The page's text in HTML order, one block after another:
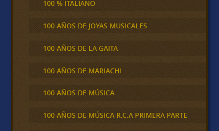
100 % ITALIANO
100 AÑOS DE JOYAS MUSICALES
100 AÑOS DE LA GAITA
100 AÑOS DE MARIACHI
100 AÑOS DE MÚSICA
100 AÑOS DE MÚSICA R.C.A PRIMERA PARTE